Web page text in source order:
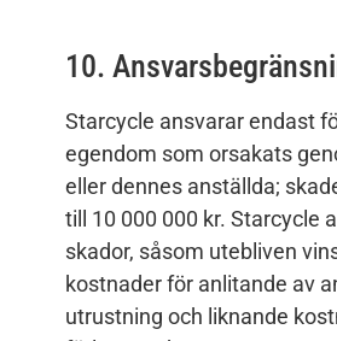
10.
Starcycle ansvarar endast
egendom som orsakats
eller dennes anställda;
till 10 000 000 kr. Starcycle
skador, såsom utebliven
kostnader för anlitande av
utrustning och liknande